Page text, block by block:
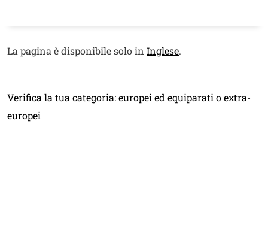
Contenuto
Testo
La pagina è disponibile solo in Inglese.
Link
Verifica la tua categoria: europei ed equiparati o extra-
europei